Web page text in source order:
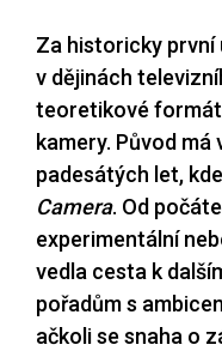
Za historicky první
v dějinách
teoretikové
kamery. Původ
padesátých let,
Camera. Od
experimentální
vedla cesta k
pořadům s
ačkoli se snaha o